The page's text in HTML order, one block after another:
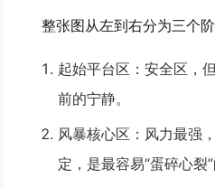
整张图从左到右分为三个阶
起始平台区 ：安全区，
前的宁静。
风暴核心区 ：风力最强
定，是最容易“蛋碎心裂”